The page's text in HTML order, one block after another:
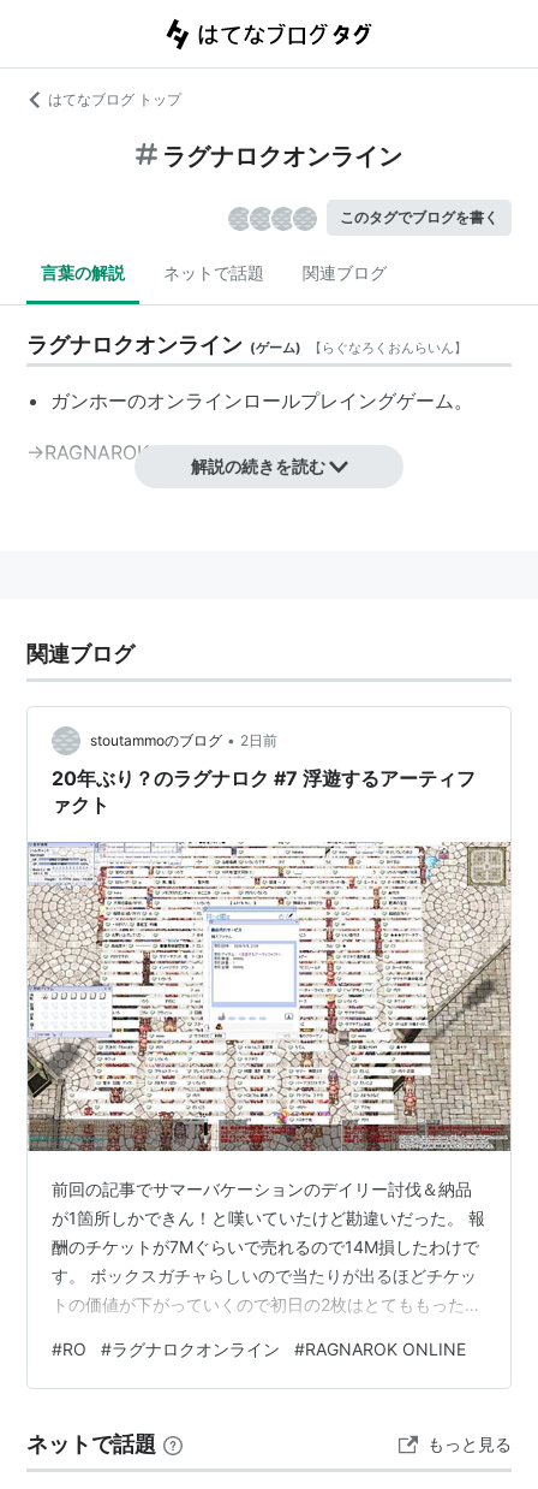
はてなブログ トップ
ラグナロクオンライン
このタグでブログを書く
言葉の解説 ネットで話題 関連ブログ
ラグナロクオンライン (ゲーム) 【 らぐなろくおんらいん】
ガンホーのオンラインロールプレイングゲーム。
→RAGNAROK ONLINE
解説の続きを読む
関連ブログ
stoutammoのブログ • 2日前
20年ぶり？のラグナロク #7 浮遊するアーティフ
ァクト
前回の記事でサマーバケーションのデイリー討伐＆納品
が1箇所しかできん！と嘆いていたけど勘違いだった。 報
酬のチケットが7Mぐらいで売れるので14M損したわけで
す。 ボックスガチャらしいので当たりが出るほどチケッ
トの価値が下がっていくので初日の2枚はとてももったい
谷（ねじれた暗黒の地から）：なめらかな麺 歪んだブリ
ミル（ねじれた暗黒の地から）：夏スイカ ヴェルンド渓
キャノン出しつつ気をつければなんとかなる。 で、チケ
ットを売り払ったことで一気に目標額を突破 60Mぐらい
#RO #ラグナロクオンライン #RAGNAROK ONLINE
ネットで話題 もっと見る